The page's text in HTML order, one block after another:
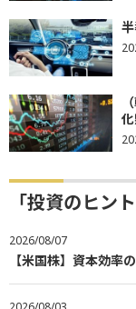
「投資のヒン
2026/08/07
【米国株】資本効率